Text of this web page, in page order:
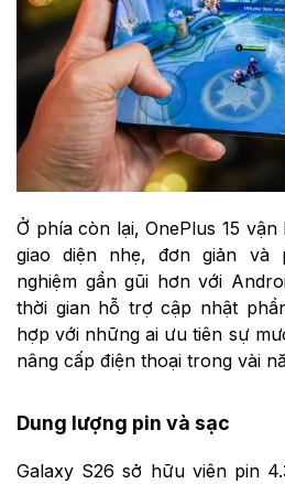
Ở phía còn lại, OnePlus 15 vận
giao diện nhẹ, đơn giản và
nghiệm gần gũi hơn với
thời gian hỗ trợ cập nhật
hợp với những ai ưu tiên sự
nâng cấp điện thoại trong vài
Dung lượng pin và sạc
Galaxy S26 sở hữu viên pin